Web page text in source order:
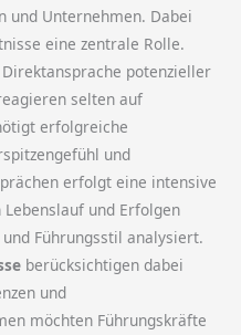
und Unternehmen. Dabei
eine zentrale Rolle.
potenzieller
selten auf
erfolgreiche
und
erfolgt eine intensive
und Erfolgen
Führungsstil analysiert.
berücksichtigen dabei
und
möchten Führungskräfte